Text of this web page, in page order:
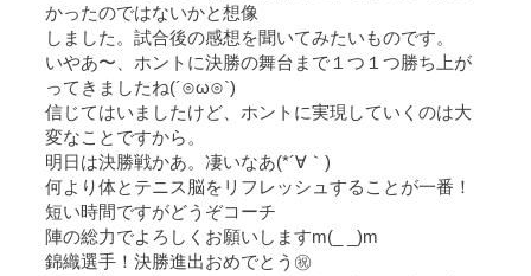
かったのではないかと想像
しました。試合後の感想を聞いてみたいものです。
いやあ〜、ホントに決勝の舞台まで１つ１つ勝ち上が
ってきましたね(´⊙ω⊙`)
信じてはいましたけど、ホントに実現していくのは大
変なことですから。
明日は決勝戦かあ。凄いなあ(*´∀｀)
何より体とテニス脳をリフレッシュすることが一番！
短い時間ですがどうぞコーチ
陣の総力でよろしくお願いしますm(_ _)m
錦織選手！決勝進出おめでとう㊗️